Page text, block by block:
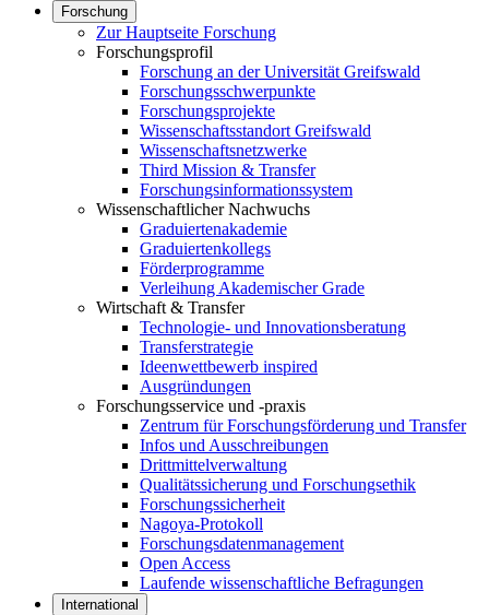
Forschung
Zur Hauptseite Forschung
Forschungsprofil
Forschung an der Universität Greifswald
Forschungsschwerpunkte
Forschungsprojekte
Wissenschaftsstandort Greifswald
Wissenschaftsnetzwerke
Third Mission & Transfer
Forschungsinformationssystem
Wissenschaftlicher Nachwuchs
Graduiertenakademie
Graduiertenkollegs
Förderprogramme
Verleihung Akademischer Grade
Wirtschaft & Transfer
Technologie- und Innovationsberatung
Transferstrategie
Ideenwettbewerb inspired
Ausgründungen
Forschungsservice und -praxis
Zentrum für Forschungsförderung und Transfer
Infos und Ausschreibungen
Drittmittelverwaltung
Qualitätssicherung und Forschungsethik
Forschungssicherheit
Nagoya-Protokoll
Forschungsdatenmanagement
Open Access
Laufende wissenschaftliche Befragungen
International